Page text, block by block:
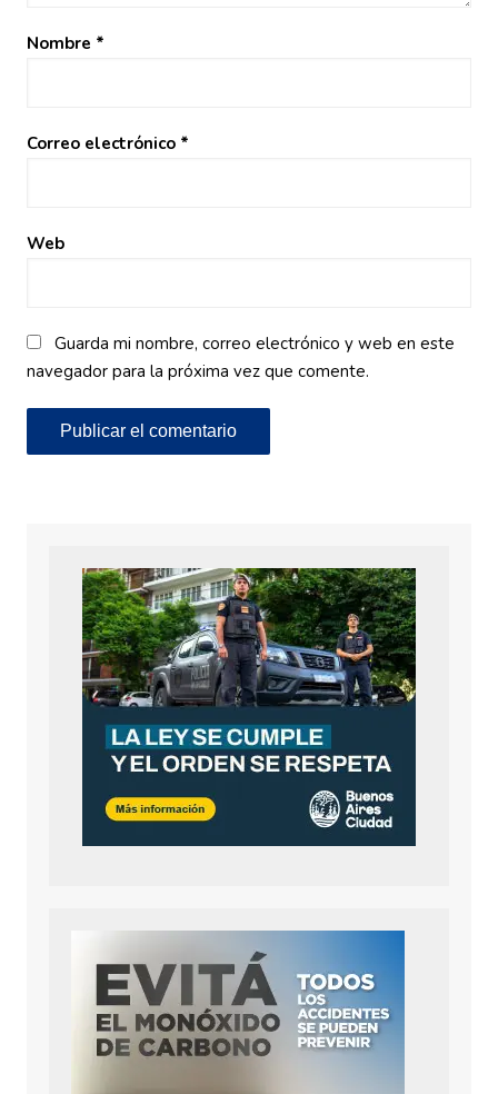
Nombre *
Correo electrónico *
Web
Guarda mi nombre, correo electrónico y web en este
navegador para la próxima vez que comente.